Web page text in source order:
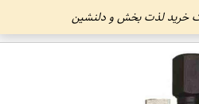
یک خرید لذت بخش و دلنشین